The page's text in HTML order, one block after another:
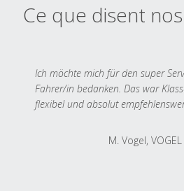
Ce que disent
Ich möchte mich für den super
Fahrer/in bedanken. Das war
flexibel und absolut
M. Vogel,